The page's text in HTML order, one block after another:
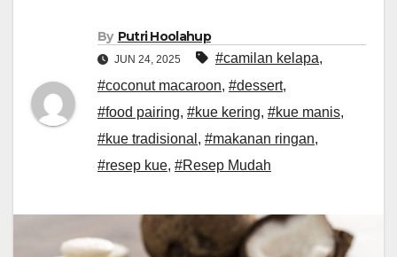
By Putri Hoolahup
JUN 24, 2025 #camilan kelapa,
#coconut macaroon, #dessert,
#food pairing, #kue kering, #kue manis,
#kue tradisional , #makanan ringan,
#resep kue, #Resep Mudah